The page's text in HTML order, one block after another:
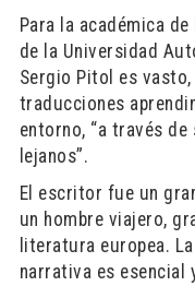
Para la académica
de la Universidad
Sergio Pitol es
traducciones
entorno, “a través
lejanos”.
El escritor fue un
un hombre viajero,
literatura europea.
narrativa es esencial